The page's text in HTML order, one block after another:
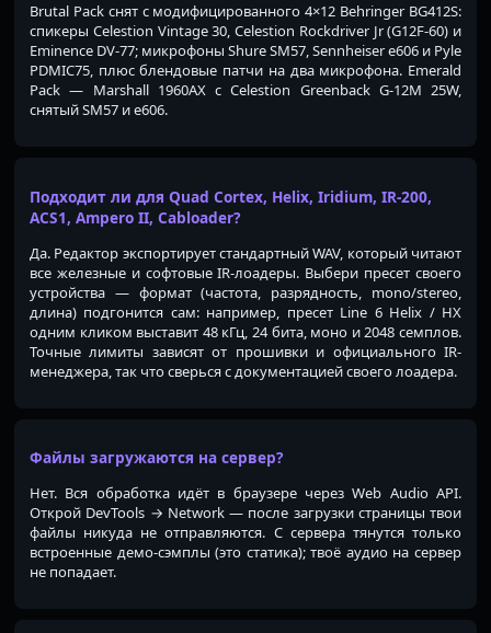
Brutal Pack снят с модифицированного 4×12 Behringer BG412S:
спикеры Celestion Vintage 30, Celestion Rockdriver Jr (G12F-60) и
Eminence DV-77; микрофоны Shure SM57, Sennheiser e606 и Pyle
PDMIC75, плюс блендовые патчи на два микрофона. Emerald
Pack — Marshall 1960AX с Celestion Greenback G-12M 25W,
снятый SM57 и e606.
Подходит ли для Quad Cortex, Helix, Iridium, IR-200,
ACS1, Ampero II, Cabloader?
Да. Редактор экспортирует стандартный WAV, который читают
все железные и софтовые IR-лоадеры. Выбери пресет своего
устройства — формат (частота, разрядность, mono/stereo,
длина) подгонится сам: например, пресет Line 6 Helix / HX
одним кликом выставит 48 кГц, 24 бита, моно и 2048 семплов.
Точные лимиты зависят от прошивки и официального IR-
менеджера, так что сверься с документацией своего лоадера.
Файлы загружаются на сервер?
Нет. Вся обработка идёт в браузере через Web Audio API.
Открой DevTools → Network — после загрузки страницы твои
файлы никуда не отправляются. С сервера тянутся только
встроенные демо-сэмплы (это статика); твоё аудио на сервер
не попадает.